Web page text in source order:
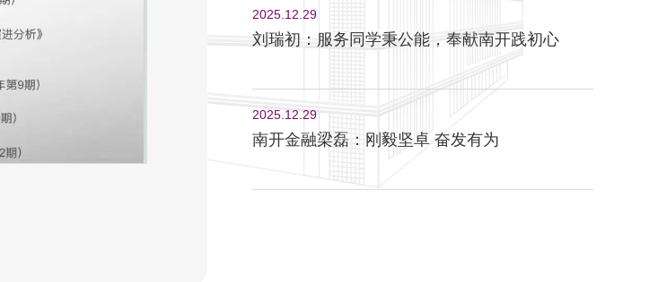
2025.12.29
刘瑞初：服务同学秉公能，奉献南开践初心
2025.12.29
南开金融梁磊：刚毅坚卓 奋发有为